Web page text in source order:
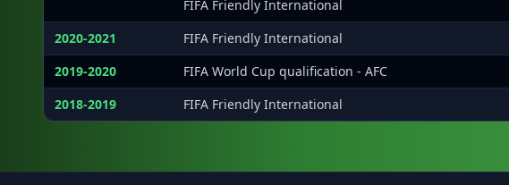
FIFA Friendly International
2020-2021
FIFA Friendly International
2019-2020
FIFA World Cup qualification - AFC
2018-2019
FIFA Friendly International